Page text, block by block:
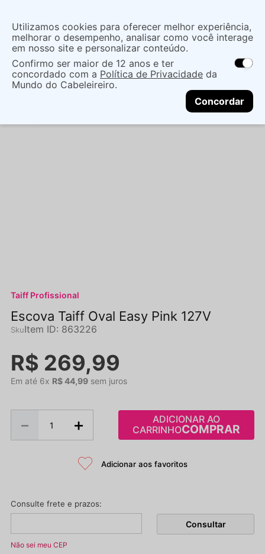
localização
As ofertas e opções de entrega variam de
acordo com a região.Não sei meu CEP
CONTINUAR
O que você procura?
Eletro Eletro Cabelo
Escova Giratória
ESCOVA TAIFF OVAL EASY PINK 127V
Taiff Profissional
Escova Taiff Oval Easy Pink 127V
Item ID: 863226
R$ 269,99
Em até 6x R$44,99 sem juros
＋
－
ADICIONAR AO
CARRINHO
Não sei meu CEP
Utilizamos cookies para oferecer melhor experiência,
melhorar o desempenho, analisar como você interage
em nosso site e personalizar conteúdo.
Confirmo ser maior de 12 anos e ter
concordado com a Política de Privacidade da
Mundo do Cabeleireiro.
Concordar